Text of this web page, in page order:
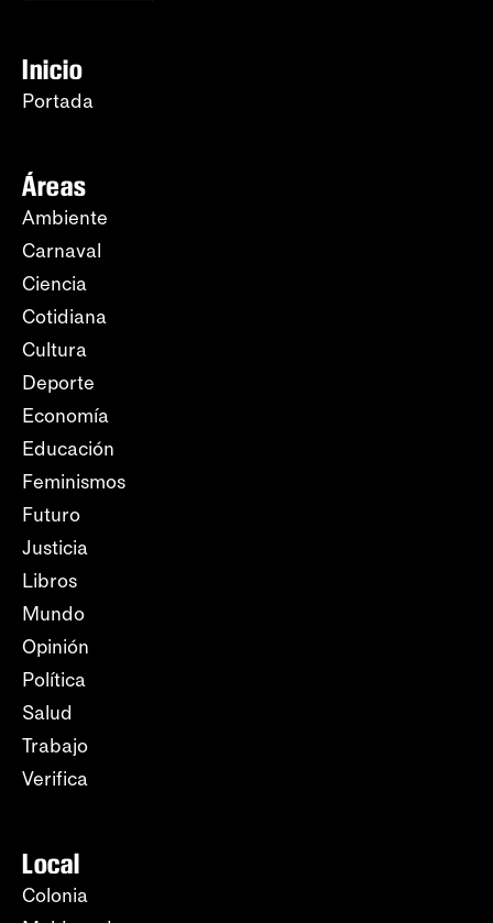
Inicio
Portada
Áreas
Ambiente
Carnaval
Ciencia
Cotidiana
Cultura
Deporte
Economía
Educación
Feminismos
Futuro
Justicia
Libros
Mundo
Opinión
Política
Salud
Trabajo
Verifica
Local
Colonia